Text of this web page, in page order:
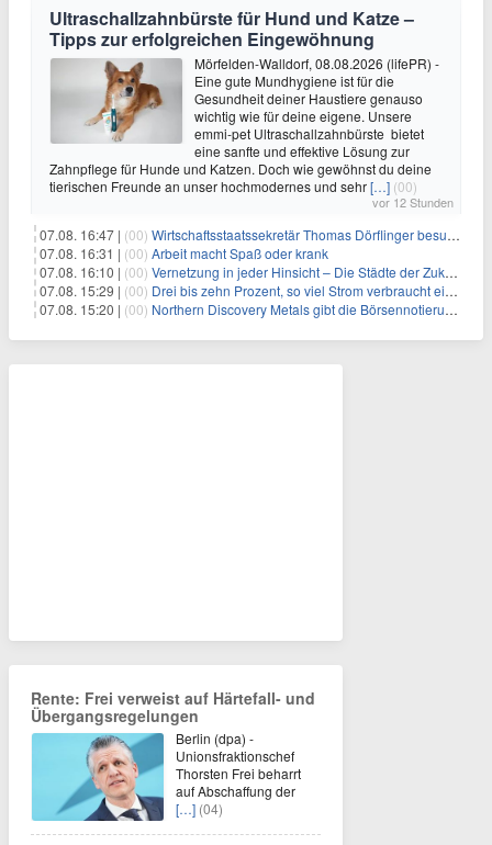
Ultraschallzahnbürste für Hund und Katze –
Tipps zur erfolgreichen Eingewöhnung
Mörfelden-Walldorf, 08.08.2026 (lifePR) -
Eine gute Mundhygiene ist für die
Gesundheit deiner Haustiere genauso
wichtig wie für deine eigene. Unsere
emmi-pet Ultraschallzahnbürste bietet
eine sanfte und effektive Lösung zur
Zahnpflege für Hunde und Katzen. Doch wie gewöhnst du deine
tierischen Freunde an unser hochmodernes und sehr[…] (00)
vor 12 Stunden
07.08. 16:47 | (00) Wirtschaftsstaatssekretär Thomas Dörflinger besucht Handwerksbetrieb im Kammerbezirk Freiburg
07.08. 16:31 | (00) Arbeit macht Spaß oder krank
07.08. 16:10 | (00) Vernetzung in jeder Hinsicht – Die Städte der Zukunft sind grün-blau
07.08. 15:29 | (00) Drei bis zehn Prozent, so viel Strom verbraucht ein Aufzug im Gebäude
07.08. 15:20 | (00) Northern Discovery Metals gibt die Börsennotierung an der Frankfurter Wertpapierbörse bekannt
Rente: Frei verweist auf Härtefall- und
Übergangsregelungen
Berlin (dpa) -
Unionsfraktionschef
Thorsten Frei beharrt
auf Abschaffung der
[…] (04)